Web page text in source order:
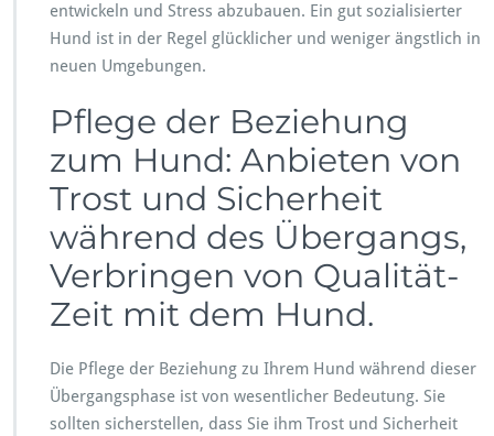
entwickeln und Stress abzubauen. Ein gut sozialisierter
Hund ist in der Regel glücklicher und weniger ängstlich in
neuen Umgebungen.
Pflege der Beziehung
zum Hund: Anbieten von
Trost und Sicherheit
während des Übergangs,
Verbringen von Qualität-
Zeit mit dem Hund.
Die Pflege der Beziehung zu Ihrem Hund während dieser
Übergangsphase ist von wesentlicher Bedeutung. Sie
sollten sicherstellen, dass Sie ihm Trost und Sicherheit